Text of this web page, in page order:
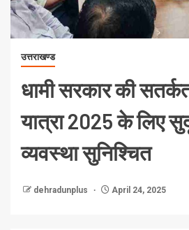
उत्तराखण्ड
धामी सरकार की
यात्रा 2025 के लिए
व्यवस्था सुनिश्चित
dehradunplus April 24, 2025